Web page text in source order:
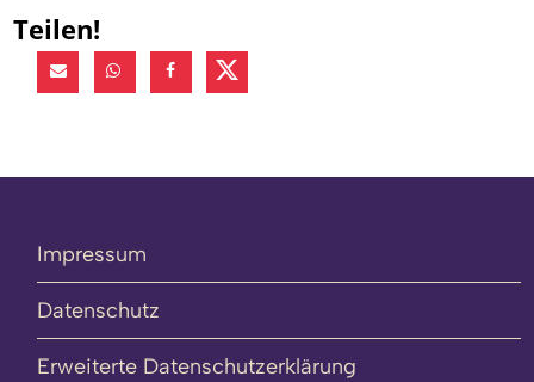
Teilen!
Impressum
Datenschutz
Erweiterte Datenschutzerklärung